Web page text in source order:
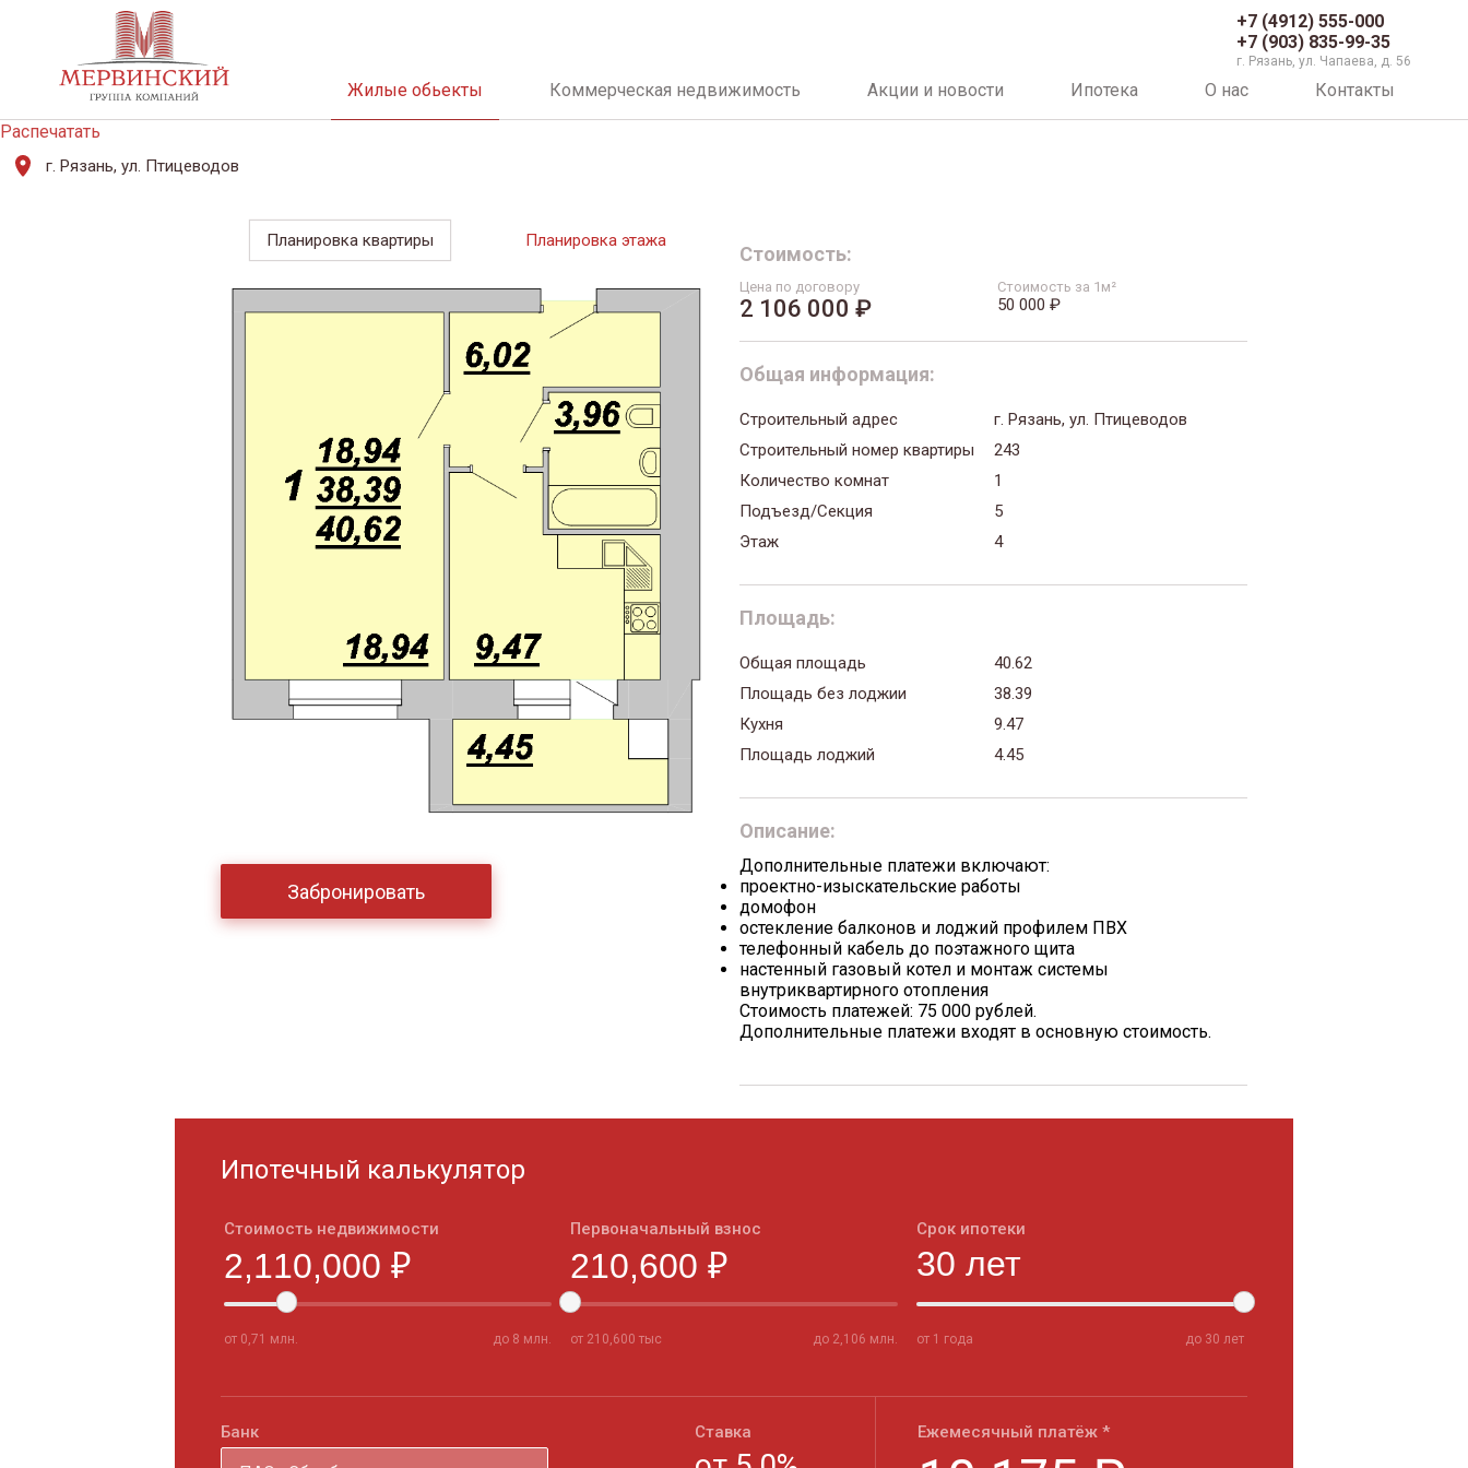
+7 (4912) 555-000
+7 (903) 835-99-35
г. Рязань, ул. Чапаева, д. 56
Жилые обьекты Коммерческая недвижимость Акции и новости Ипотека О нас
Контакты
Распечатать
г. Рязань, ул. Птицеводов
Планировка квартиры Планировка этажа
Забронировать
Стоимость:
Цена по договору
2 106 000 ₽
Стоимость за 1м²
50 000 ₽
Общая информация:
Строительный адрес
г. Рязань, ул. Птицеводов
Строительный номер квартиры
243
Количество комнат
1
Подъезд/Секция
5
Этаж
4
Площадь:
Общая площадь
40.62
Площадь без лоджии
38.39
Кухня
9.47
Площадь лоджий
4.45
Описание:
Дополнительные платежи включают:
проектно-изыскательские работы
домофон
остекление балконов и лоджий профилем ПВХ
телефонный кабель до поэтажного щита
настенный газовый котел и монтаж системы
внутриквартирного отопления
Стоимость платежей: 75 000 рублей.
Дополнительные платежи входят в основную стоимость.
Ипотечный калькулятор
Стоимость недвижимости
от 0,71 млн. до 8 млн.
Первоначальный взнос
от 210,600 тыс до 2,106 млн.
Срок ипотеки
от 1 года до 30 лет
Банк Ставка Ежемесячный платёж *